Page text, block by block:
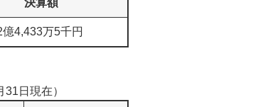
決算額
億4,433万5千円
日現在）